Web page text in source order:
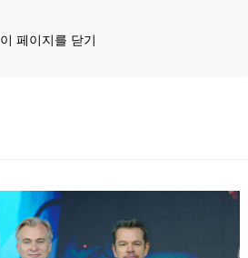
이 페이지를 닫기